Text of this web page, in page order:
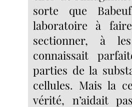
sorte que
laboratoire à
sectionner, à
connaissait
parties de la
cellules. Mais la
vérité, n’aidait